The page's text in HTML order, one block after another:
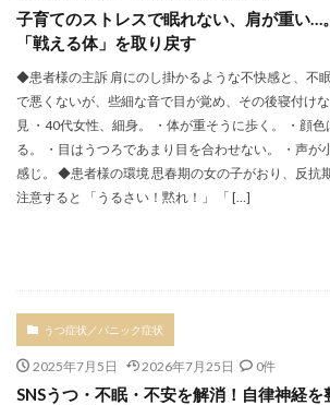
子育てのストレスで眠れない、肩が重い…
「戦える体」を取り戻す
◆患者様の主訴 肩にのし掛かるような不快感と、不
で悪くないが、些細な音で目が覚め、その後寝付け
見 ・40代女性、細身。 ・体が重そうに歩く。 ・顔
る。 ・目はうつろであまり目を合わせない。 ・声が
感じ。 ◆患者様の環境 思春期の女の子がおり、反抗
注意すると 「うるさい！黙れ！」 「 […]
うつ症状／パニック症状
2025年7月5日 2026年7月25日 0件
SNSうつ・不眠・不安を解消！自律神経